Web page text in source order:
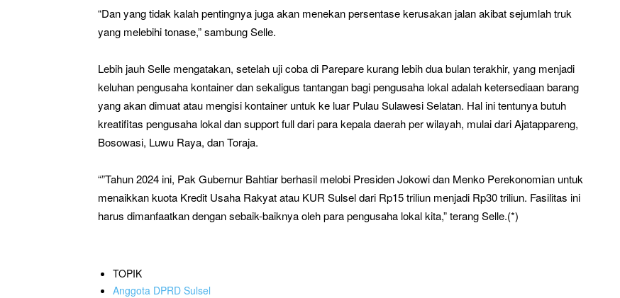
“Dan yang tidak kalah pentingnya juga akan menekan persentase kerusakan jalan akibat sejumlah truk
yang melebihi tonase,” sambung Selle.
Lebih jauh Selle mengatakan, setelah uji coba di Parepare kurang lebih dua bulan terakhir, yang menjadi
keluhan pengusaha kontainer dan sekaligus tantangan bagi pengusaha lokal adalah ketersediaan barang
yang akan dimuat atau mengisi kontainer untuk ke luar Pulau Sulawesi Selatan. Hal ini tentunya butuh
kreatifitas pengusaha lokal dan support full dari para kepala daerah per wilayah, mulai dari Ajatappareng,
Bosowasi, Luwu Raya, dan Toraja.
“”Tahun 2024 ini, Pak Gubernur Bahtiar berhasil melobi Presiden Jokowi dan Menko Perekonomian untuk
menaikkan kuota Kredit Usaha Rakyat atau KUR Sulsel dari Rp15 triliun menjadi Rp30 triliun. Fasilitas ini
harus dimanfaatkan dengan sebaik-baiknya oleh para pengusaha lokal kita,” terang Selle.(*)
TOPIK
Anggota DPRD Sulsel